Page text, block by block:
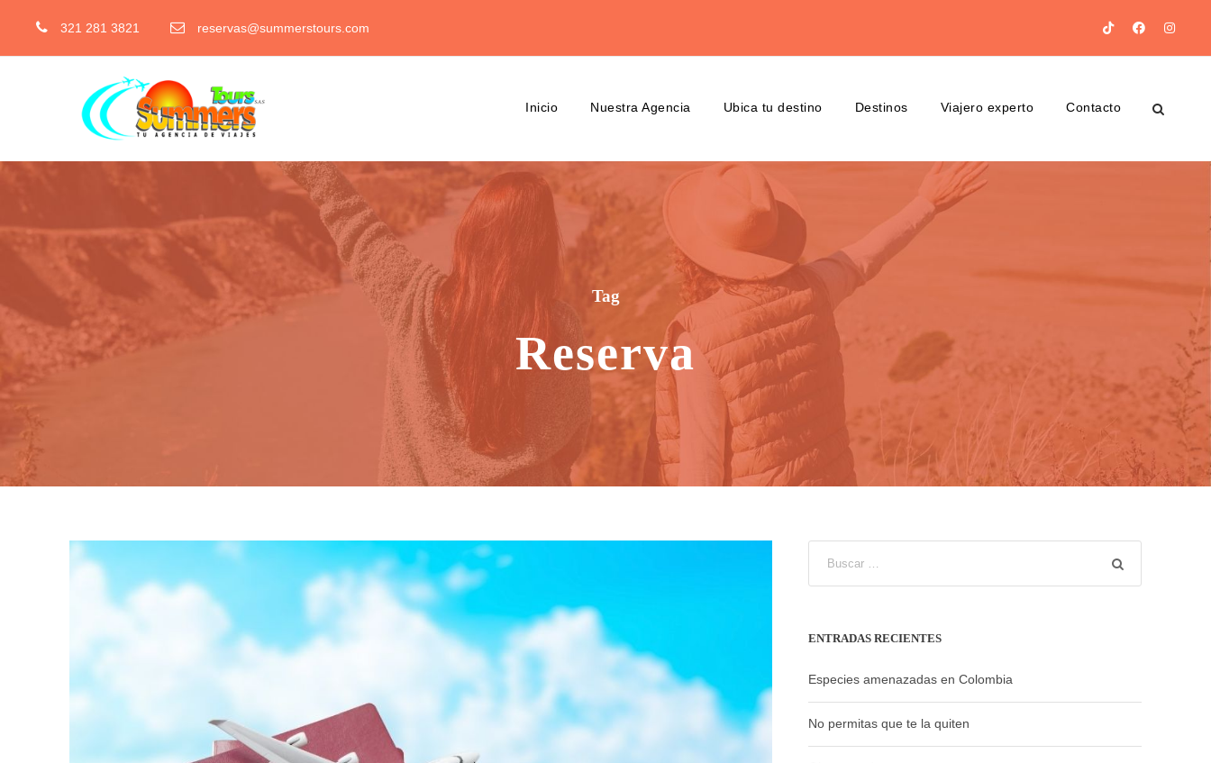
321 281 3821 reservas@summerstours.com
Inicio Nuestra Agencia Ubica tu destino Destinos Viajero experto Contacto
Tag
Reserva
ENTRADAS RECIENTES
Especies amenazadas en Colombia
No permitas que te la quiten